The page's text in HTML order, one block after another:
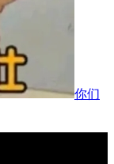
你们